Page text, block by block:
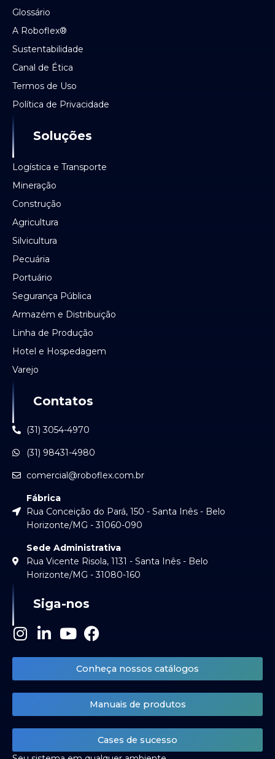
Glossário
A Roboflex®
Sustentabilidade
Canal de Ética
Termos de Uso
Política de Privacidade
Soluções
Logística e Transporte
Mineração
Construção
Agricultura
Silvicultura
Pecuária
Portuário
Segurança Pública
Armazém e Distribuição
Linha de Produção
Hotel e Hospedagem
Varejo
Contatos
(31) 3054-4970
(31) 98431-4980
comercial@roboflex.com.br
Fábrica
Rua Conceição do Pará, 150 - Santa Inês - Belo
Horizonte/MG - 31060-090
Sede Administrativa
Rua Vicente Risola, 1131 - Santa Inês - Belo
Horizonte/MG - 31080-160
Siga-nos
I
s
t
a
r
L
n
k
e
i
Y
u
t
u
e
F
c
e
b
o
o
k
Conheça nossos catálogos
Manuais de produtos
Cases de sucesso